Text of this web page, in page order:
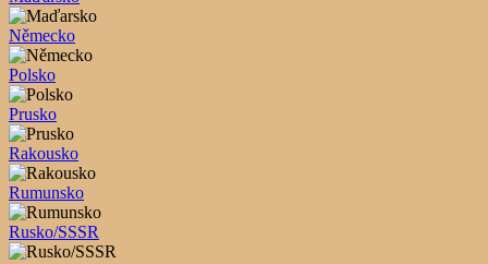
Německo
Polsko
Prusko
Rakousko
Rumunsko
Rusko/SSSR